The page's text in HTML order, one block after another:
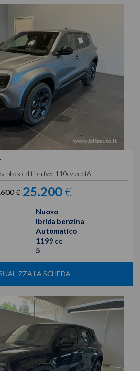
black edition fwd 110cv edct6
€ 25.200€
Nuovo
Ibrida benzina
Automatico
1199 cc
5
LA SCHEDA